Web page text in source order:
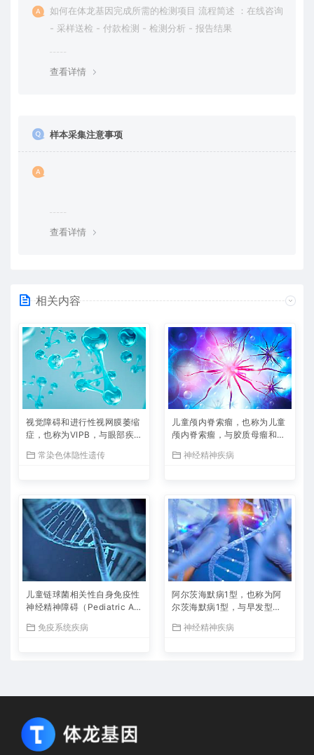
如何在体龙基因完成所需的检测项目 流程简述 ：在线咨询
- 采样送检 - 付款检测 - 检测分析 - 报告结果
查看详情
样本采集注意事项
查看详情
相关内容
视觉障碍和进行性视网膜萎缩
症，也称为VIPB，与眼部疾
关。与视觉障碍和进行性视网
3）。在该疾病的背景下，已
经提到了普鲁卡因酰硫脲和泼
尼松这两种药物。附属组织包
括眼睛和甲状腺，相关表型包
括上睑下垂和扁平角膜。 VIP
B – Visual Impairment and
Progressive Phthisis Bulbi
常染色体隐性遗传
儿童颅内脊索瘤，也称为儿童
颅内脊索瘤，与胶质母瘤和高
吐、头痛和恶心。与儿童颅内
can和Sunitinib已在该疾病的
背景下被提及。附属组织包括
脊髓和大脑。 Childhood Infr
atentorial Ependymoma
神经精神疾病
儿童链球菌相关性自身免疫性
神经精神障碍（Pediatric Aut
Disorders Associated with
止痛药。相关的组织包括骨髓
睡眠障碍。 Pediatric Autoim
mune Neuropsychiatric Dis
orders Associated with Str
免疫系统疾病
阿尔茨海默病1型，也称为阿
尔茨海默病1型，与早发型、
轻度认知障碍有关。与阿尔茨
代谢。相关组织包括大脑和内
神经精神疾病